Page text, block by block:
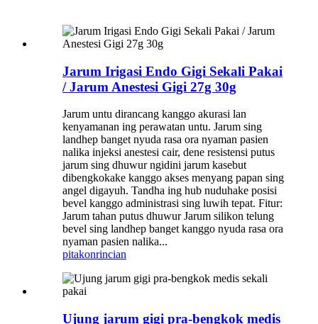
Jarum Irigasi Endo Gigi Sekali Pakai
/ Jarum Anestesi Gigi 27g 30g
Jarum untu dirancang kanggo akurasi lan
kenyamanan ing perawatan untu. Jarum sing
landhep banget nyuda rasa ora nyaman pasien
nalika injeksi anestesi cair, dene resistensi putus
jarum sing dhuwur ngidini jarum kasebut
dibengkokake kanggo akses menyang papan sing
angel digayuh. Tandha ing hub nuduhake posisi
bevel kanggo administrasi sing luwih tepat. Fitur:
Jarum tahan putus dhuwur Jarum silikon telung
bevel sing landhep banget kanggo nyuda rasa ora
nyaman pasien nalika...
pitakonrincian
Ujung jarum gigi pra-bengkok medis